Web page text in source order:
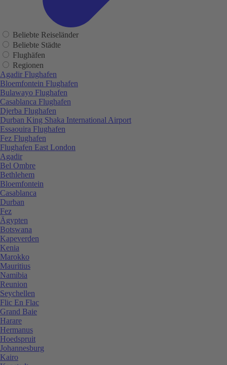
Beliebte Reiseländer
Beliebte Städte
Flughäfen
Regionen
Agadir Flughafen
Bloemfontein Flughafen
Bulawayo Flughafen
Casablanca Flughafen
Djerba Flughafen
Durban King Shaka International Airport
Essaouira Flughafen
Fez Flughafen
Flughafen East London
Agadir
Bel Ombre
Bethlehem
Bloemfontein
Casablanca
Durban
Fez
Ägypten
Botswana
Kapeverden
Kenia
Marokko
Mauritius
Namibia
Reunion
Seychellen
Flic En Flac
Grand Baie
Harare
Hermanus
Hoedspruit
Johannesburg
Kairo